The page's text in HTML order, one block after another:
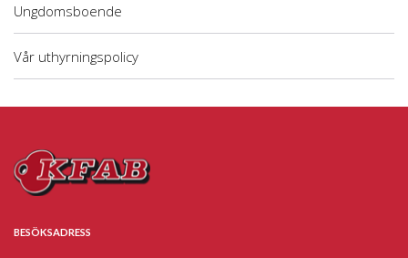
Ungdomsboende
Vår uthyrningspolicy
BESÖKSADRESS